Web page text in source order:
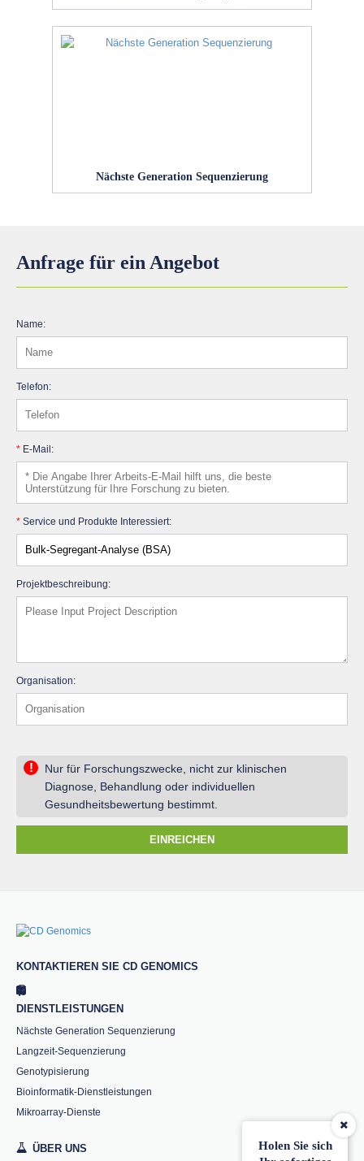
Holen Sie sich
Nächste Generation Sequenzierung
Anfrage für ein Angebot
Name:
Telefon:
* E-Mail:
* Service und Produkte Interessiert:
Projektbeschreibung:
Organisation:
!
Nur für Forschungszwecke, nicht zur klinischen
Diagnose, Behandlung oder individuellen
Gesundheitsbewertung bestimmt.
EINREICHEN
KONTAKTIEREN SIE CD GENOMICS
DIENSTLEISTUNGEN
Nächste Generation Sequenzierung
Langzeit-Sequenzierung
Genotypisierung
Bioinformatik-Dienstleistungen
Mikroarray-Dienste
ÜBER UNS